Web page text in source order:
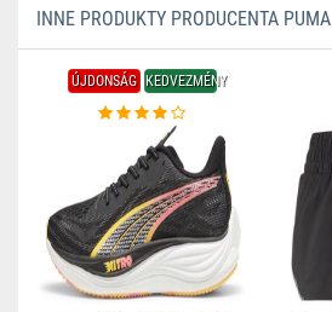
INNE PRODUKTY PRODUCENTA PUMA
ÚJDONSÁG KEDVEZMÉNY